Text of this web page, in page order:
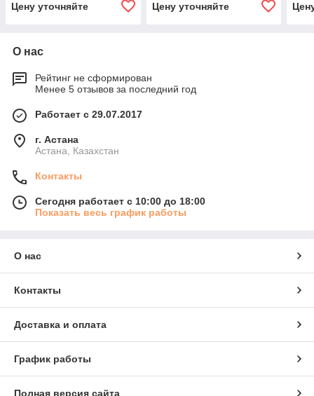
Цену уточняйте Цену уточняйте
О нас
Рейтинг не сформирован
Менее 5 отзывов за последний год
Работает с 29.07.2017
г. Астана
Астана, Казахстан
Контакты
Сегодня работает с 10:00 до 18:00
Показать весь график работы
О нас
Контакты
Доставка и оплата
График работы
Полная версия сайта